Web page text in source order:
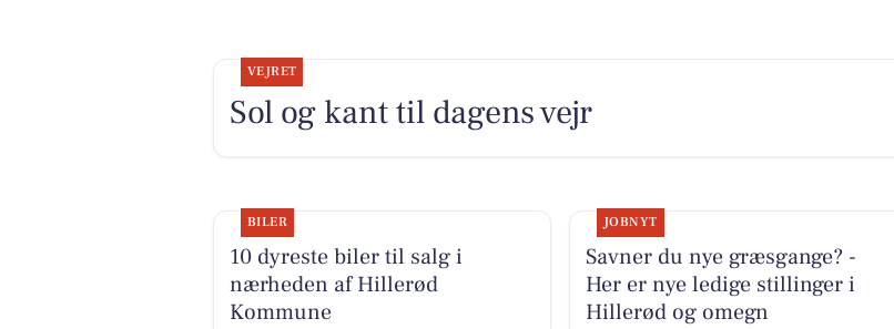
VEJRET
Sol og kant til dagens vejr
BILER
10 dyreste biler til salg i
nærheden af Hillerød
Kommune
JOBNYT
Savner du nye græsgange? -
Her er nye ledige stillinger i
Hillerød og omegn